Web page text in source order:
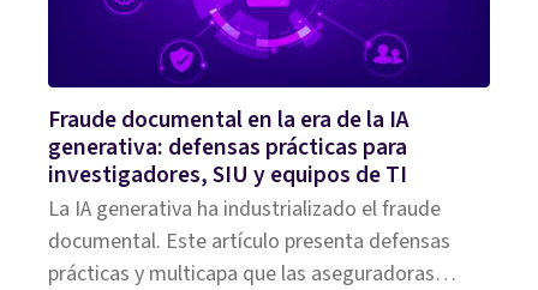
Fraude documental en la era de la IA
generativa: defensas prácticas para
investigadores, SIU y equipos de TI
La IA generativa ha industrializado el fraude
documental. Este artículo presenta defensas
prácticas y multicapa que las aseguradoras